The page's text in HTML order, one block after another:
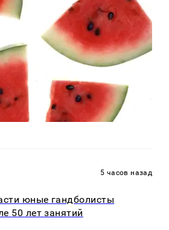
5 часов назад
юные гандболисты
50 лет занятий